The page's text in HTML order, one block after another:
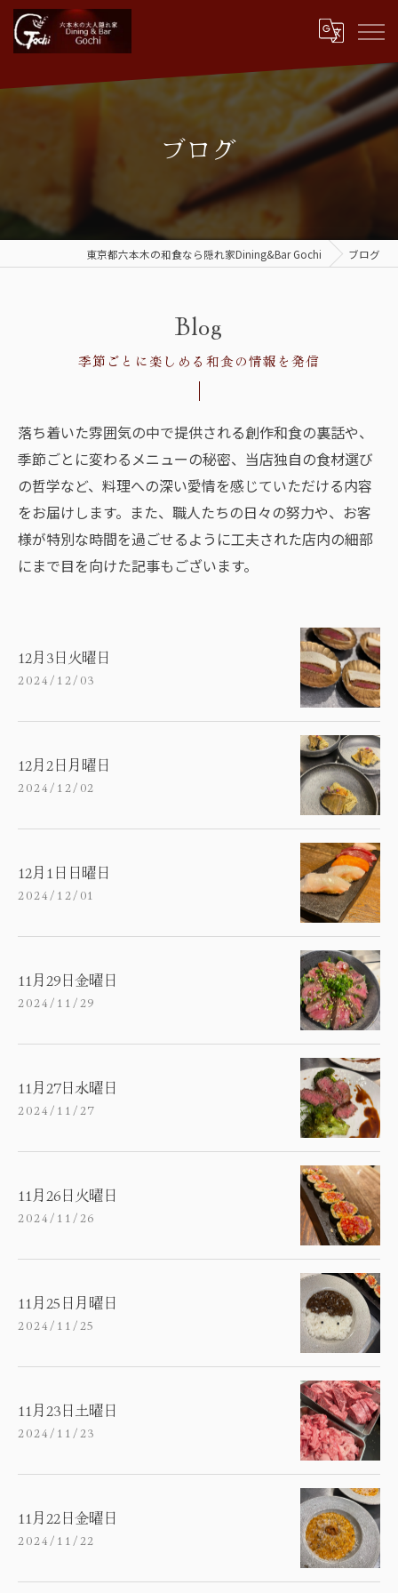
ブログ
東京都六本木の和食なら隠れ家Dining&Bar Gochi ブログ
Blog
季節ごとに楽しめる和食の情報を発信
落ち着いた雰囲気の中で提供される創作和食の裏話や、
季節ごとに変わるメニューの秘密、当店独自の食材選び
の哲学など、料理への深い愛情を感じていただける内容
をお届けします。また、職人たちの日々の努力や、お客
様が特別な時間を過ごせるように工夫された店内の細部
にまで目を向けた記事もございます。
12月3日火曜日
2024/12/03
12月2日月曜日
2024/12/02
12月1日日曜日
2024/12/01
11月29日金曜日
2024/11/29
11月27日水曜日
2024/11/27
11月26日火曜日
2024/11/26
11月25日月曜日
2024/11/25
11月23日土曜日
2024/11/23
11月22日金曜日
2024/11/22